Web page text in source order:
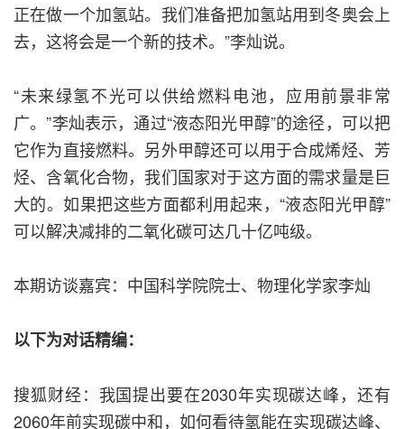
正在做一个加氢站。我们准备把加氢站用到冬奥会上
去，这将会是一个新的技术。”李灿说。
“未来绿氢不光可以供给燃料电池，应用前景非常
广。”李灿表示，通过“液态阳光甲醇”的途径，可以把
它作为直接燃料。另外甲醇还可以用于合成烯烃、芳
烃、含氧化合物，我们国家对于这方面的需求量是巨
大的。如果把这些方面都利用起来，“液态阳光甲醇”
可以解决减排的二氧化碳可达几十亿吨级。
本期访谈嘉宾：中国科学院院士、物理化学家李灿
以下为对话精编：
搜狐财经：我国提出要在2030年实现碳达峰，还有
2060年前实现碳中和，如何看待氢能在实现碳达峰、